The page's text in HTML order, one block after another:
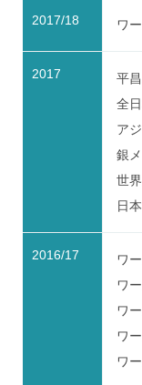
2017/18 ワ
2017
平
全
ア
銀
世
日
2016/17
ワ
ワ
ワ
ワ
ワ